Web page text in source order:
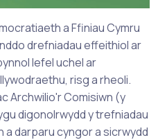
a Ffiniau Cymru
drefniadau effeithiol ar
lefel uchel ar
risg a rheoli.
Archwilio'r Comisiwn (y
digonolrwydd y trefniadau
a darparu cyngor a sicrwydd